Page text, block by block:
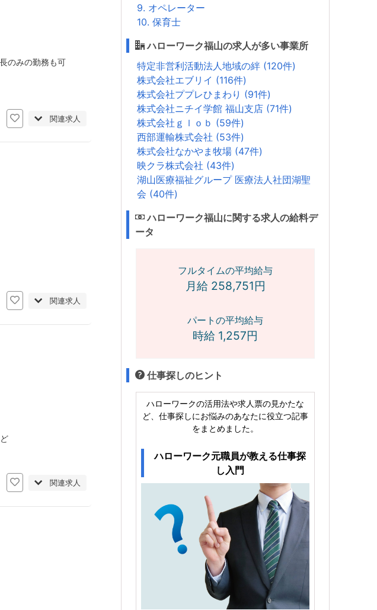
のみの勤務も可
関連求人
関連求人
関連求人
9. オペレーター
10. 保育士
ハローワーク福山の求人が多い事業所
特定非営利活動法人地域の絆 (120件)
株式会社エブリイ (116件)
株式会社ププレひまわり (91件)
株式会社ニチイ学館 福山支店 (71件)
株式会社ｇｌｏｂ (59件)
西部運輸株式会社 (53件)
株式会社なかやま牧場 (47件)
映クラ株式会社 (43件)
湖山医療福祉グループ 医療法人社団湖聖
会 (40件)
ハローワーク福山に関する求人の給料デ
ータ
フルタイムの平均給与
月給 258,751円
パートの平均給与
時給 1,257円
仕事探しのヒント
ハローワークの活用法や求人票の見かたな
ど、仕事探しにお悩みのあなたに役立つ記事
をまとめました。
ハローワーク元職員が教える仕事探
し入門